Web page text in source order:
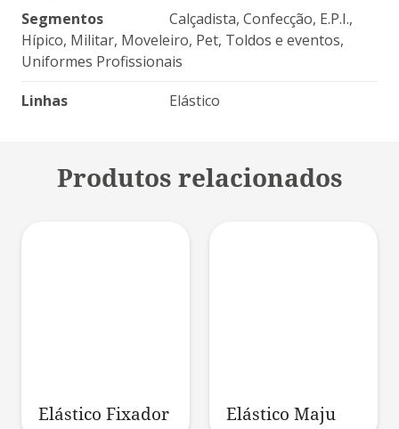
Segmentos
Calçadista, Confecção, E.P.I.,
Hípico, Militar, Moveleiro, Pet, Toldos e eventos,
Uniformes Profissionais
Linhas Elástico
Produtos relacionados
Elástico Fixador Elástico Maju